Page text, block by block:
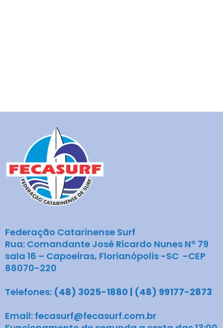
Federação Catarinense Surf
Rua: Comandante José Ricardo Nunes Nº 79
sala 16 – Capoeiras, Florianópolis -SC -CEP
88070-220
Telefones: (48) 3025-1880 | (48) 99177-2873
Email: fecasurf@fecasurf.com.br